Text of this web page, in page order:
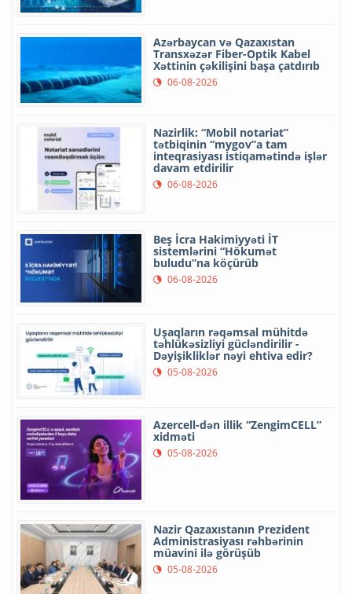
Azərbaycan və Qazaxıstan
Transxəzər Fiber-Optik Kabel
Xəttinin çəkilişini başa çatdırıb
06-08-2026
Nazirlik: “Mobil notariat”
tətbiqinin “mygov”a tam
inteqrasiyası istiqamətində işlər
davam etdirilir
06-08-2026
Beş İcra Hakimiyyəti İT
sistemlərini “Hökumət
buludu”na köçürüb
06-08-2026
Uşaqların rəqəmsal mühitdə
təhlükəsizliyi gücləndirilir -
Dəyişikliklər nəyi ehtiva edir?
05-08-2026
Azercell-dən illik “ZengimCELL”
xidməti
05-08-2026
Nazir Qazaxıstanın Prezident
Administrasiyası rəhbərinin
müavini ilə görüşüb
05-08-2026